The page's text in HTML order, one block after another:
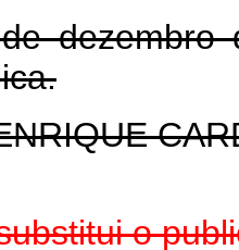
dezembro
o